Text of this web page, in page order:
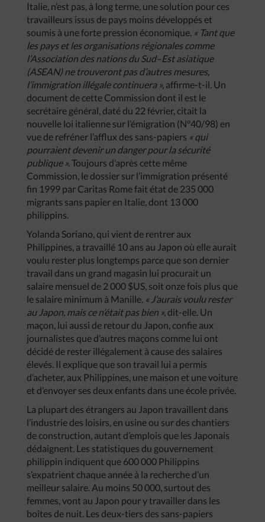
Italie, n’est pas, à long terme, une solution pour ces
travailleurs issus de pays moins développés et
soumis à une forte pression économique. « Tantque
lespayset lesorganisationsrégionalescomme
l’Association desnationsduSud–Estasiatique
(ASEAN) ne trouverontpasd’autresmesures,
l’immigration illégalecontinuera », affirme-t-il. Un
document de cette Commission dont il est le
secrétaire général, daté du 22 février, citait la
nouvelle loi italienne sur l’émigration (N°40/98) en
vue de refréner l’afflux des sans-papiers «qui
pourraientdevenirun dangerpourlasécurité
publique ».Toujours d’après cette même
Commission, le dossier sur l’immigration présenté
fin 1999 par Caritas Rome fait état de 235 000
migrants sans papier en Italie, dont 13 000
philippins.
Yolanda Soriano, qui vient de rentrer aux
Philippines, a travaillé 10 ans au Japon où elle aurait
voulu rester plus longtemps parce que son dernier
travail dans un grand magasin lui procurait un
salaire mensuel de 2 000 $US, soit onze fois plus que
le salaire minimum à Manille. « J’aurais voulurester
au Japon, maiscen’étaitpasbien », dit-elle. Un
maçon, lui aussi de retour du Japon, confie aux
journalistes que d’autres maçons comme lui ont
décidé de rester illégalement à cause des salaires
élevés. Il explique que son travail lui a permis
d’acheter, aux Philippines, une maison et une voiture
et d’envoyer ses deux enfants dans une école privée.
La plupart des étrangers au Japon travaillent dans
l’industrie des loisirs, en usine ou sur des chantiers
de construction, autant d’emplois que les Japonais
dédaignent. Les statistiques du gouvernement
philippin indiquent que 600 000 Philippins
s’expatrient chaque année à la recherche d’un
meilleur salaire. Au moins 50 000, surtout des
femmes, vont au Japon pour y travailler dans les
boîtes de nuit. Les deux-tiers des sans-papiers